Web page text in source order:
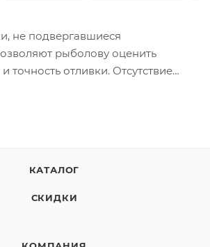
не подвергавшиеся
рыболову оценить
точность отливки. Отсутствие
10/0 является надежным и
кованая проволока гарантирует
КАТАЛОГ
СКИДКИ